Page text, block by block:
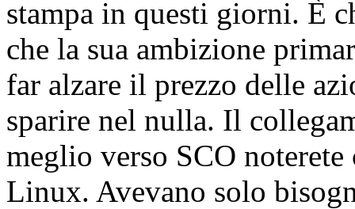
stampa in questi giorni. È
che la sua ambizione
far alzare il prezzo delle
sparire nel nulla. Il
meglio verso SCO noterete
Linux. Avevano solo